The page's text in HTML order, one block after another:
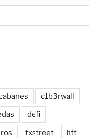
c1b3rwall
defi
fxstreet hft